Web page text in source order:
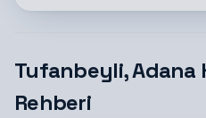
Tufanbeyli, Adana
Rehberi